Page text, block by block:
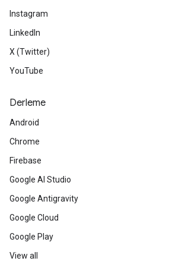
Instagram
LinkedIn
X (Twitter)
YouTube
Derleme
Android
Chrome
Firebase
Google AI Studio
Google Antigravity
Google Cloud
Google Play
View all